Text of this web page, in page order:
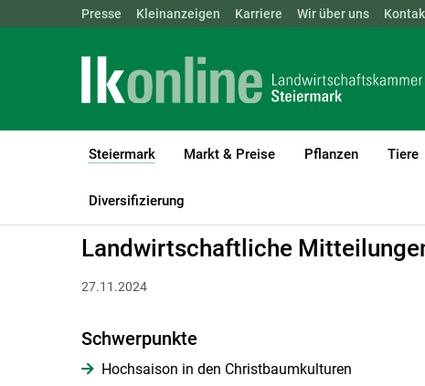
Landwirtschaftskammern: ÖSTERREICH BGLD KTN
Presse Kleinanzeigen Karriere Wir über uns
Steiermark
(current)1
Markt & Preise Pflanzen Tiere
Diversifizierung
LK Steiermark Steiermark
Landwirtschaftliche
27.11.2024
Schwerpunkte
Hochsaison in den Christbaumkulturen